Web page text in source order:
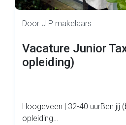
Door JIP makelaars
Vacature Junior
opleiding)
Hoogeveen | 32-40 uurBen jij
opleiding…